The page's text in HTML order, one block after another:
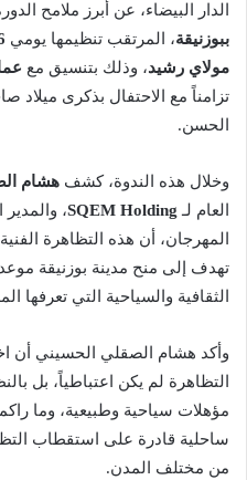
الدار البيضاء، عن أبرز ملامح
ببوزنيقة، المرتقب تنظيمها يومي 16
مولاي رشيد، وذلك بتنسيق مع
تزامناً مع الاحتفال بذكرى ميلاد
الحسن.
وخلال هذه الندوة، كشف هشام
العام لـ SQEM Holding،
المهرجان، أن هذه التظاهرة
تهدف إلى منح مدينة بوزنيقة
الثقافية والسياحية التي تعرفها
وأكد هشام الصقلي الحسيني أن
التظاهرة لم يكن اعتباطياً، بل
مؤهلات سياحية وطبيعية، وما
ساحلية قادرة على استقطاب
من مختلف المدن.